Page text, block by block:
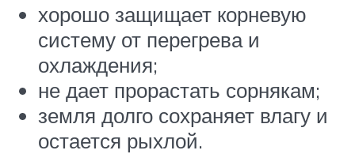
хорошо защищает корневую
систему от перегрева и
охлаждения;
не дает прорастать сорнякам;
земля долго сохраняет влагу и
остается рыхлой.